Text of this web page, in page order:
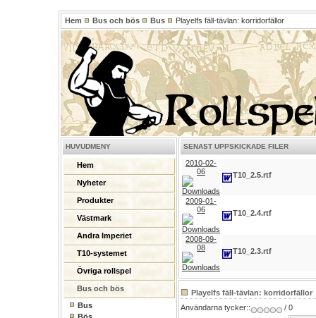
Hem Bus och bös Bus Playelfs fäll-tävlan: korridorfällor
HUVUDMENY
Hem
Nyheter
Produkter
Västmark
Andra Imperiet
T10-systemet
Övriga rollspel
Bus och bös
Bus
SENAST UPPSKICKADE FILER
2010-02-
06
T10_2.5.rtf
2009-01-
06
T10_2.4.rtf
2008-09-
08
T10_2.3.rtf
Playelfs fäll-tävlan: korridorfällor
Användarna tycker::
/ 0